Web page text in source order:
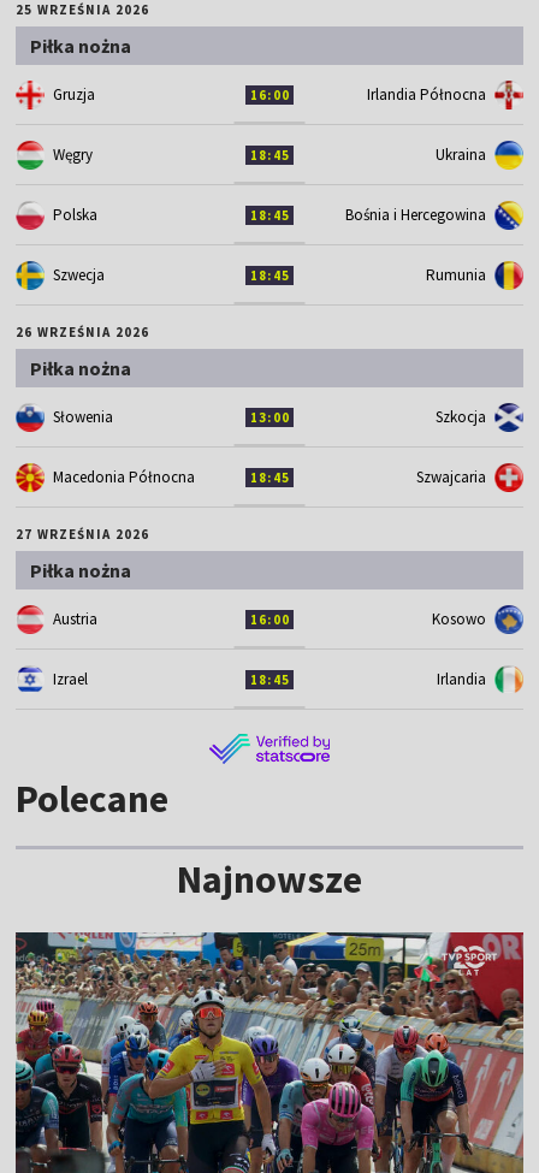
25 WRZEŚNIA 2026
Piłka nożna
Gruzja 16:00 Irlandia Północna
Węgry 18:45 Ukraina
Polska 18:45 Bośnia i Hercegowina
Szwecja 18:45 Rumunia
26 WRZEŚNIA 2026
Piłka nożna
Słowenia 13:00 Szkocja
Macedonia Północna 18:45 Szwajcaria
27 WRZEŚNIA 2026
Piłka nożna
Austria 16:00 Kosowo
Izrael 18:45 Irlandia
Polecane
Najnowsze